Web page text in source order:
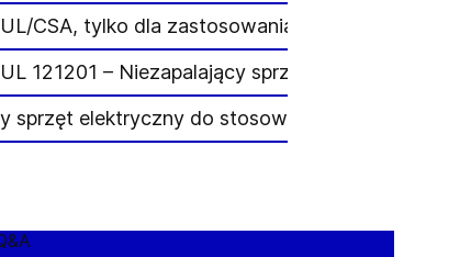
CSA, tylko dla zastosowania w
121201 – Niezapalający sprzęt elektryczny
sprzęt elektryczny do stosowania w